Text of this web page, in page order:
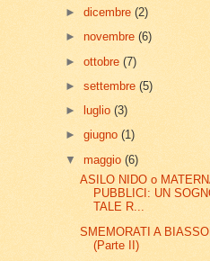
►dicembre(2)
►novembre(6)
►ottobre(7)
►settembre(5)
►
luglio(3)
►giugno(1)
▼maggio(6)
ASILO NIDO o
PUBBLICI: UN
TALE R...
SMEMORATI A
(Parte II)